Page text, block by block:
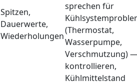
Spitzen,
Dauerwerte,
Wiederholungen
sprechen für
(Thermostat,
Wasserpumpe,
Verschmutzung)
kontrollieren,
Kühlmittelstand